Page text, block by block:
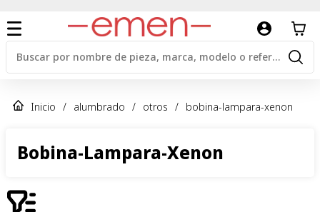
Inicio / alumbrado / otros / bobina-lampara-xenon
Bobina-Lampara-Xenon